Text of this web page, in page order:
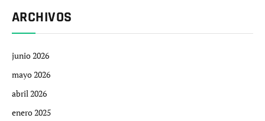
ARCHIVOS
junio 2026
mayo 2026
abril 2026
enero 2025